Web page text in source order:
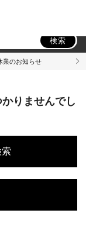
検索
業のお知らせ
りませんでし
索